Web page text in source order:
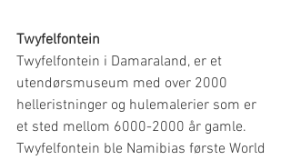
Twyfelfontein
Twyfelfontein i Damaraland, er et
utendørsmuseum med over 2000
helleristninger og hulemalerier som er
et sted mellom 6000-2000 år gamle.
Twyfelfontein ble Namibias første World